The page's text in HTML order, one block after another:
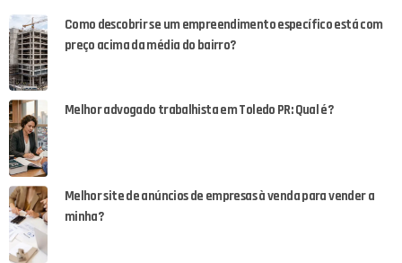
Como descobrir se um empreendimento específico está com
preço acima da média do bairro?
Melhor advogado trabalhista em Toledo PR: Qual é?
Melhor site de anúncios de empresas à venda para vender a
minha?